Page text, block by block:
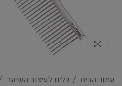
Click to enlarge
עמוד הבית כלים לעיצוב השיער